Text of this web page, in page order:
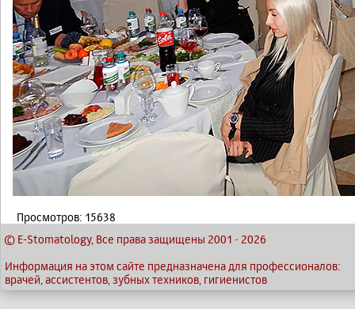
Просмотров: 15638
© E-Stomatology, Все права защищены 2001 - 2026
Информация на этом сайте предназначена для профессионалов:
врачей, ассистентов, зубных техников, гигиенистов